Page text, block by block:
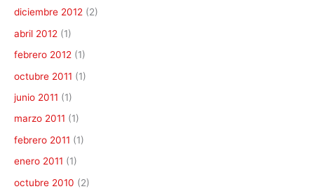
diciembre 2012 (2)
abril 2012 (1)
febrero 2012 (1)
octubre 2011 (1)
junio 2011 (1)
marzo 2011 (1)
febrero 2011 (1)
enero 2011 (1)
octubre 2010 (2)